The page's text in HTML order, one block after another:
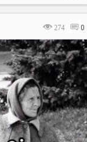
274 0